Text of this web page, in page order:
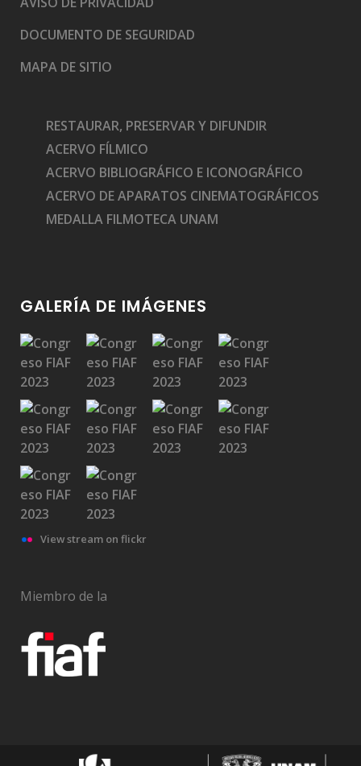
Medalla Filmoteca a Rubén Gámez
DOCUMENTO DE SEGURIDAD
MAPA DE SITIO
RESTAURAR, PRESERVAR Y DIFUNDIR
ACERVO FÍLMICO
ACERVO BIBLIOGRÁFICO E ICONOGRÁFICO
ACERVO DE APARATOS CINEMATOGRÁFICOS
MEDALLA FILMOTECA UNAM
GALERÍA DE IMÁGENES
View stream on flickr
Miembro de la